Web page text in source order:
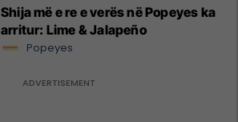
Shija më e re e verës në Popeyes ka
arritur: Lime & Jalapeño
Popeyes